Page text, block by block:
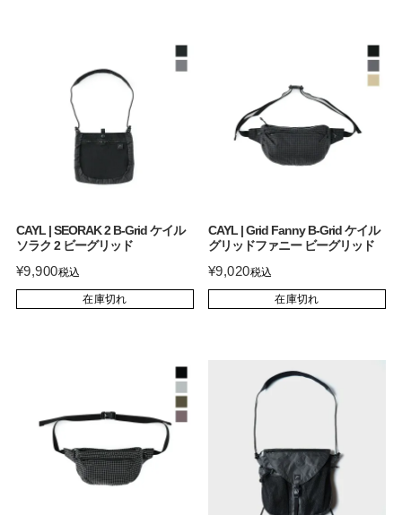
CAYL | SEORAK 2 B-Grid ケイル
ソラク 2 ビーグリッド
¥9,900税込
在庫切れ
CAYL | Grid Fanny B-Grid ケイル
グリッドファニー ビーグリッド
¥9,020税込
在庫切れ